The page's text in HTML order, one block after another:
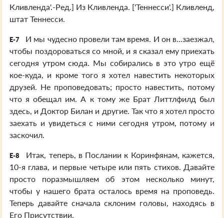
Кливленда'.-Ред.] Из Кливленда. ['Теннесси'.] Кливленд,
штат Теннесси.
E-7
И мы чудесно провели там время. И он в...заезжал,
чтобы поздороваться со мной, и я сказал ему приехать
сегодня утром сюда. Мы собирались в это утро ещё
кое-куда, и кроме того я хотел навестить некоторых
друзей. Не проповедовать; просто навестить, потому
что я обещал им. А к тому же Брат Литтлфилд был
здесь, и Доктор Билан и другие. Так что я хотел просто
заехать и увидеться с ними сегодня утром, потому и
заскочил.
E-8
Итак, теперь, в Послании к Коринфянам, кажется,
10-я глава, и первые четыре или пять стихов. Давайте
просто поразмышляем об этом несколько минут,
чтобы у нашего брата осталось время на проповедь.
Теперь давайте сначала склоним головы, находясь в
Его Присутствии.